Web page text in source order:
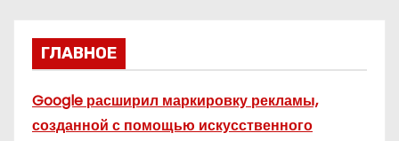
ГЛАВНОЕ
Google расширил маркировку рекламы,
созданной с помощью искусственного